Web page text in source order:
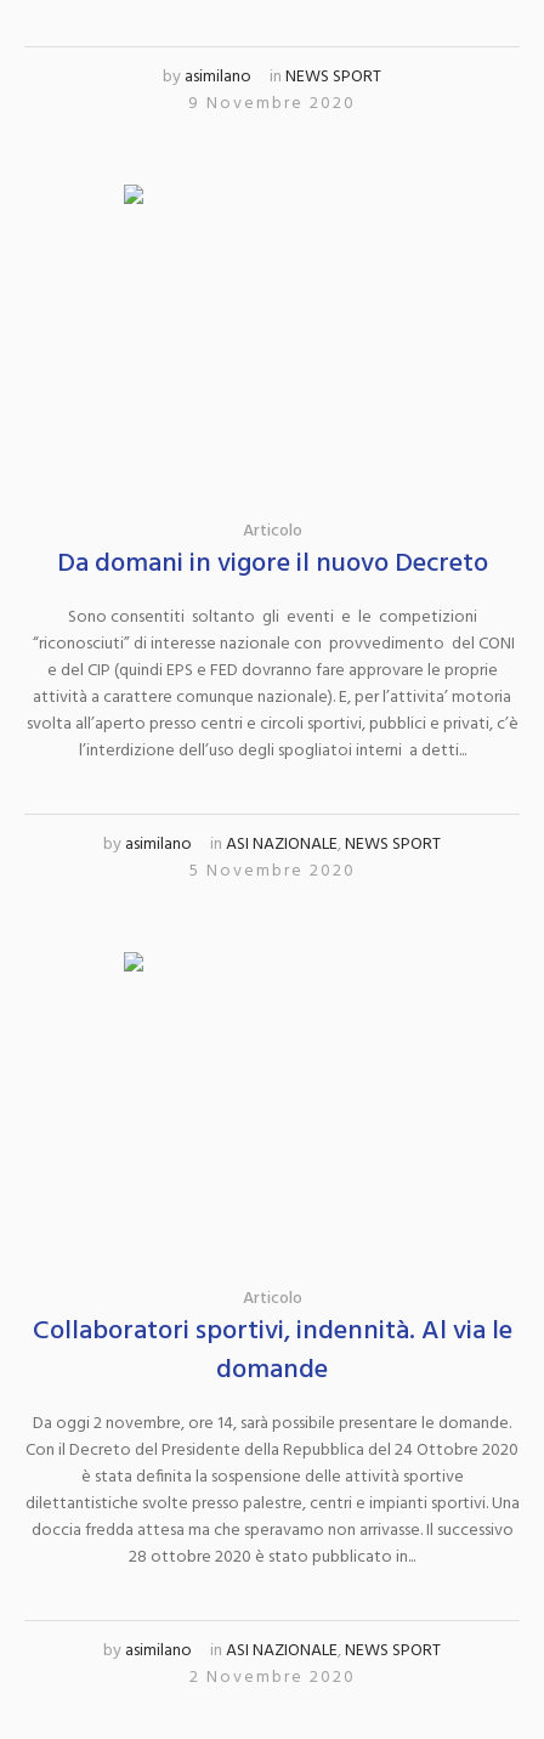
byasimilano inNEWS SPORT
9 Novembre 2020
Articolo
Da domani in vigore il nuovo Decreto
Sono consentiti soltanto gli eventi e le competizioni
“riconosciuti” di interesse nazionale con provvedimento del CONI
e del CIP (quindi EPS e FED dovranno fare approvare le proprie
attività a carattere comunque nazionale). E, per l’attivita’ motoria
svolta all’aperto presso centri e circoli sportivi, pubblici e privati, c’è
l’interdizione dell’uso degli spogliatoi interni a detti...
byasimilano inASI NAZIONALE,NEWS SPORT
5 Novembre 2020
Articolo
Collaboratori sportivi, indennità. Al via le
domande
Da oggi 2 novembre, ore 14, sarà possibile presentare le domande.
Con il Decreto del Presidente della Repubblica del 24 Ottobre 2020
è stata definita la sospensione delle attività sportive
dilettantistiche svolte presso palestre, centri e impianti sportivi. Una
doccia fredda attesa ma che speravamo non arrivasse. Il successivo
28 ottobre 2020 è stato pubblicato in...
byasimilano inASI NAZIONALE,NEWS SPORT
2 Novembre 2020